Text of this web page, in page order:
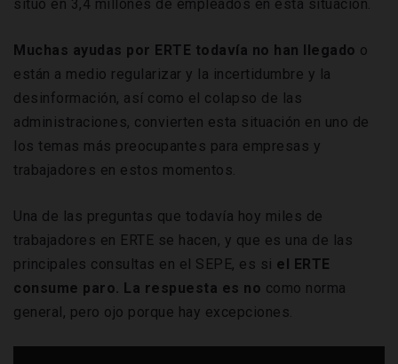
situó en 3,4 millones de empleados en esta situación.
Muchas ayudas por ERTE todavía no han llegado o
están a medio regularizar y la incertidumbre y la
desinformación, así como el colapso de las
administraciones, convierten esta situación en uno de
los temas más preocupantes para empresas y
trabajadores en estos momentos.
Una de las preguntas que todavía hoy miles de
trabajadores en ERTE se hacen, y que es una de las
principales consultas en el SEPE, es si el ERTE
consume paro. La respuesta es no como norma
general, pero ojo porque hay excepciones.